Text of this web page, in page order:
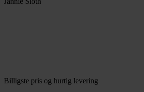
Billigste pris og hurtig levering